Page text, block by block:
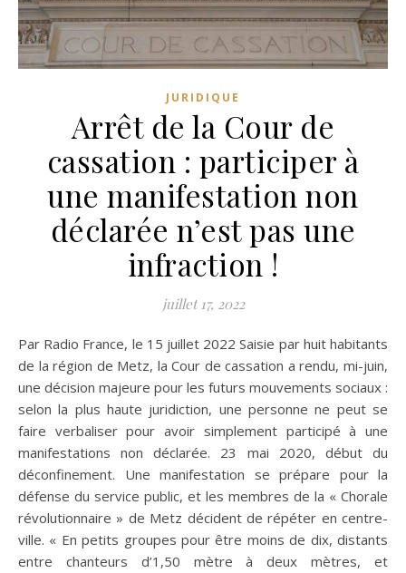
JURIDIQUE
Arrêt de la Cour de
cassation : participer à
une manifestation non
déclarée n’est pas une
infraction !
juillet 17, 2022
Par Radio France, le 15 juillet 2022 Saisie par huit habitants
de la région de Metz, la Cour de cassation a rendu, mi-juin,
une décision majeure pour les futurs mouvements sociaux :
selon la plus haute juridiction, une personne ne peut se
faire verbaliser pour avoir simplement participé à une
manifestations non déclarée. 23 mai 2020, début du
déconfinement. Une manifestation se prépare pour la
défense du service public, et les membres de la « Chorale
révolutionnaire » de Metz décident de répéter en centre-
ville. « En petits groupes pour être moins de dix, distants
entre chanteurs d’1,50 mètre à deux mètres, et